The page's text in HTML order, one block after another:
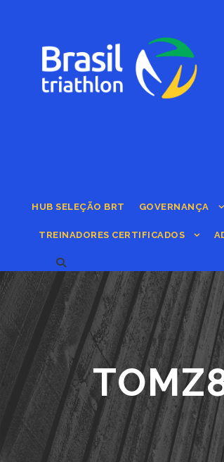
HUB SELEÇÃO BRT GOVERNANÇA
TREINADORES CERTIFICADOS